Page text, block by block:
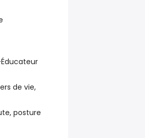
de vie,
posture